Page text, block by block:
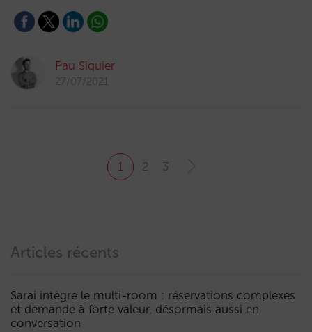
Pau Siquier
27/07/2021
1 2 3
Articles récents
Sarai intègre le multi-room : réservations complexes
et demande à forte valeur, désormais aussi en
conversation